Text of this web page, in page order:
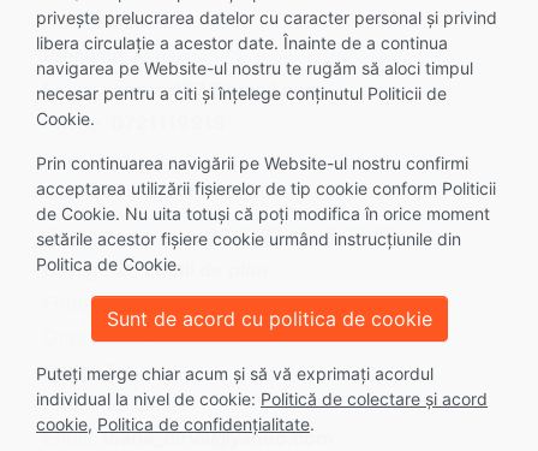
Nume: Remus
Prenume: Mihai
Email: remusel07@gmail.com
Phone:
Data inregistrare: 2016-07-18 15:30:16
Categoria:Lectii de pian
Firma:
Oras: CLUJ-NAPOCA
Nume: Dirva
Prenume: Ioana
Email:ioana_dirva@yahoo.com
privește prelucrarea datelor cu caracter personal și privind
libera circulație a acestor date. Înainte de a continua
navigarea pe Website-ul nostru te rugăm să aloci timpul
necesar pentru a citi și înțelege conținutul Politicii de
Cookie.
Prin continuarea navigării pe Website-ul nostru confirmi
acceptarea utilizării fişierelor de tip cookie conform Politicii
de Cookie. Nu uita totuși că poți modifica în orice moment
setările acestor fişiere cookie urmând instrucțiunile din
Politica de Cookie.
Sunt de acord cu politica de cookie
Puteți merge chiar acum și să vă exprimați acordul
individual la nivel de cookie: Politică de colectare și acord
cookie, Politica de confidențialitate.